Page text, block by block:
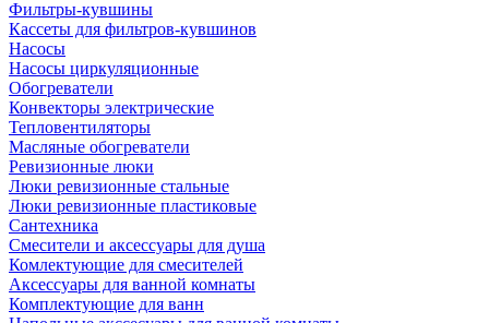
Фильтры-кувшины
Кассеты для фильтров-кувшинов
Насосы
Насосы циркуляционные
Обогреватели
Конвекторы электрические
Тепловентиляторы
Масляные обогреватели
Ревизионные люки
Люки ревизионные стальные
Люки ревизионные пластиковые
Сантехника
Смесители и аксессуары для душа
Комлектующие для смесителей
Аксессуары для ванной комнаты
Комплектующие для ванн